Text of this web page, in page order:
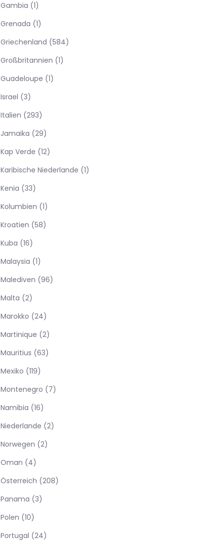
Gambia (1)
Grenada (1)
Griechenland (584)
Großbritannien (1)
Guadeloupe (1)
Israel (3)
Italien (293)
Jamaika (29)
Kap Verde (12)
Karibische Niederlande (1)
Kenia (33)
Kolumbien (1)
Kroatien (58)
Kuba (16)
Malaysia (1)
Malediven (96)
Malta (2)
Marokko (24)
Martinique (2)
Mauritius (63)
Mexiko (119)
Montenegro (7)
Namibia (16)
Niederlande (2)
Norwegen (2)
Oman (4)
Österreich (208)
Panama (3)
Polen (10)
Portugal (24)